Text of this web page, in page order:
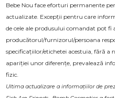
Bebe Nou face eforturi permanente
actualizate. Excepții pentru care
de cele ale produsului comandat pot fi
producătorul/furnizorul/persoana
specificațiilor/etichetei acestuia, fără a
apariției unor diferențe, prevalează
fizic.
Ultima actualizare a informațiilor de